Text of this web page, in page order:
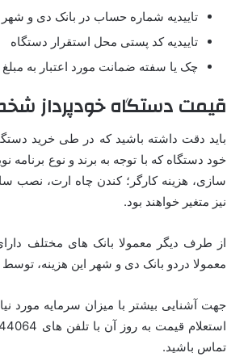
تاییدیه شماره حساب در بانک دی و شهر
تاییدیه کد پستی محل استقرار دستگاه
چک یا سفته ضمانت مورد اعتبار به مبلغ 50 میلیون توامان
قیمت دستگاه خودپرداز
باید دقت داشته باشید که در طی خرید
خود دستگاه که با توجه به برند و نوع
سازی، هزینه کارگر؛ کندن چاه ارت، نصب
نیز متغیر خواهند بود.
از طرف دیگر معمولا بانک های مختلف
معمولا دردو بانک دی و شهر این هزینه،
جهت آشنایی بیشتر با میزان سرمایه مورد
تماس باشید.